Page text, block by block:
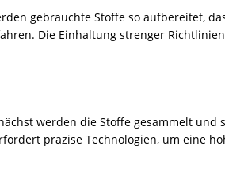
gebrauchte Stoffe so aufbereitet,
Die Einhaltung strenger
werden die Stoffe gesammelt
präzise Technologien, um eine